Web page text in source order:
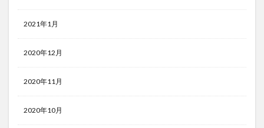
2021年1月
2020年12月
2020年11月
2020年10月